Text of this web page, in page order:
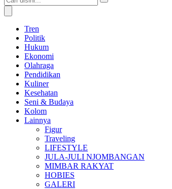
Tren
Politik
Hukum
Ekonomi
Olahraga
Pendidikan
Kuliner
Kesehatan
Seni & Budaya
Kolom
Lainnya
Figur
Traveling
LIFESTYLE
JULA-JULI NJOMBANGAN
MIMBAR RAKYAT
HOBIES
GALERI